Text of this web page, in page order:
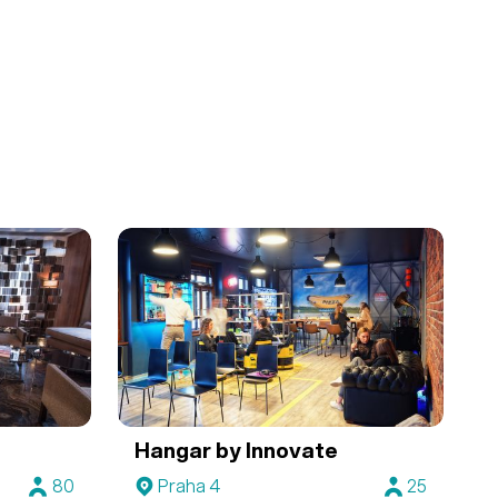
80
Hangar by Innovate
Praha 4 25